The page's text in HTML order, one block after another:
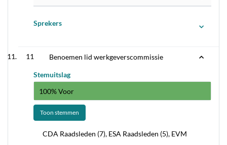
Sprekers
11 Benoemen lid werkgeverscommissie
Stemuitslag
100% Voor
Toon stemmen
CDA Raadsleden (7), ESA Raadsleden (5), EVM